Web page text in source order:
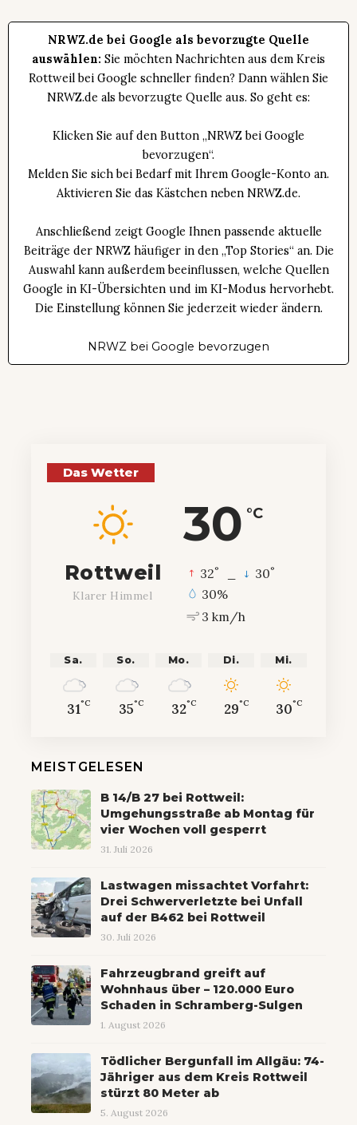
NRWZ.de bei Google als bevorzugte Quelle
auswählen: Sie möchten Nachrichten aus dem Kreis
Rottweil bei Google schneller finden? Dann wählen Sie
NRWZ.de als bevorzugte Quelle aus. So geht es:
Klicken Sie auf den Button „NRWZ bei Google
bevorzugen“.
Melden Sie sich bei Bedarf mit Ihrem Google-Konto an.
Aktivieren Sie das Kästchen neben NRWZ.de.
Anschließend zeigt Google Ihnen passende aktuelle
Beiträge der NRWZ häufiger in den „Top Stories“ an. Die
Auswahl kann außerdem beeinflussen, welche Quellen
Google in KI-Übersichten und im KI-Modus hervorhebt.
Die Einstellung können Sie jederzeit wieder ändern.
NRWZ bei Google bevorzugen
Das Wetter
30 °C
Rottweil
Klarer Himmel
32° 30°
30%
3 km/h
Sa.
31°C
So.
35°C
Mo.
32°C
Di.
29°C
Mi.
30°C
MEISTGELESEN
B 14/B 27 bei Rottweil:
Umgehungsstraße ab Montag für
vier Wochen voll gesperrt
31. Juli 2026
Lastwagen missachtet Vorfahrt:
Drei Schwerverletzte bei Unfall
auf der B462 bei Rottweil
30. Juli 2026
Fahrzeugbrand greift auf
Wohnhaus über – 120.000 Euro
Schaden in Schramberg-Sulgen
1. August 2026
Tödlicher Bergunfall im Allgäu: 74-
Jähriger aus dem Kreis Rottweil
stürzt 80 Meter ab
5. August 2026